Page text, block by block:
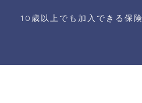
10歳以上でも加入できる保険